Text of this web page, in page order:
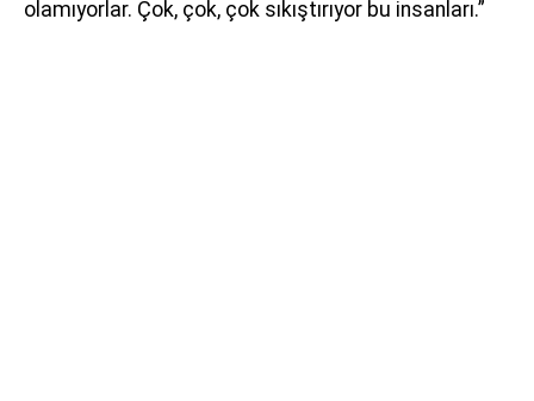
olamıyorlar. Çok, çok, çok sıkıştırıyor bu insanları.”